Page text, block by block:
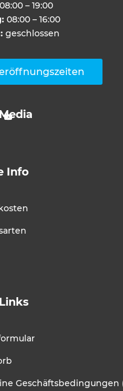
08:00 – 19:00
08:00 – 16:00
geschlossen
Info
Geschäftsbedingungen